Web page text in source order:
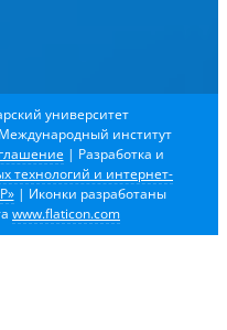
университет
институт
| Разработка и
технологий и интернет-
| Иконки разработаны
www.flaticon.com